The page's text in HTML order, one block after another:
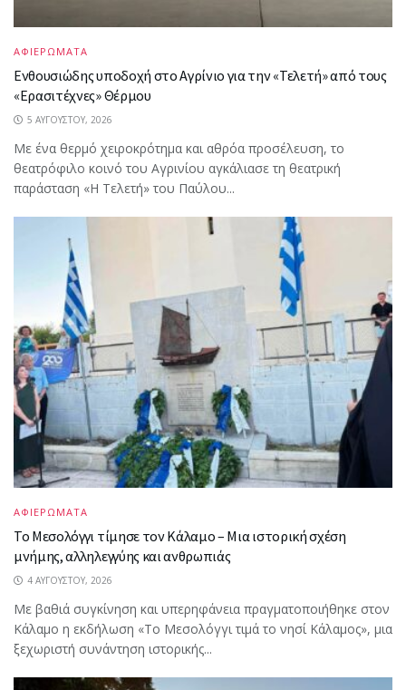
ΑΦΙΕΡΩΜΑΤΑ
Ενθουσιώδης υποδοχή στο Αγρίνιο για την «Τελετή» από τους
«Ερασιτέχνες» Θέρμου
5 ΑΥΓΟΎΣΤΟΥ, 2026
Με ένα θερμό χειροκρότημα και αθρόα προσέλευση, το
θεατρόφιλο κοινό του Αγρινίου αγκάλιασε τη θεατρική
παράσταση «Η Τελετή» του Παύλου...
ΑΦΙΕΡΩΜΑΤΑ
Το Μεσολόγγι τίμησε τον Κάλαμο – Μια ιστορική σχέση
μνήμης, αλληλεγγύης και ανθρωπιάς
4 ΑΥΓΟΎΣΤΟΥ, 2026
Με βαθιά συγκίνηση και υπερηφάνεια πραγματοποιήθηκε στον
Κάλαμο η εκδήλωση «Το Μεσολόγγι τιμά το νησί Κάλαμος», μια
ξεχωριστή συνάντηση ιστορικής...